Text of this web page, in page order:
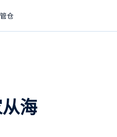
仓
海